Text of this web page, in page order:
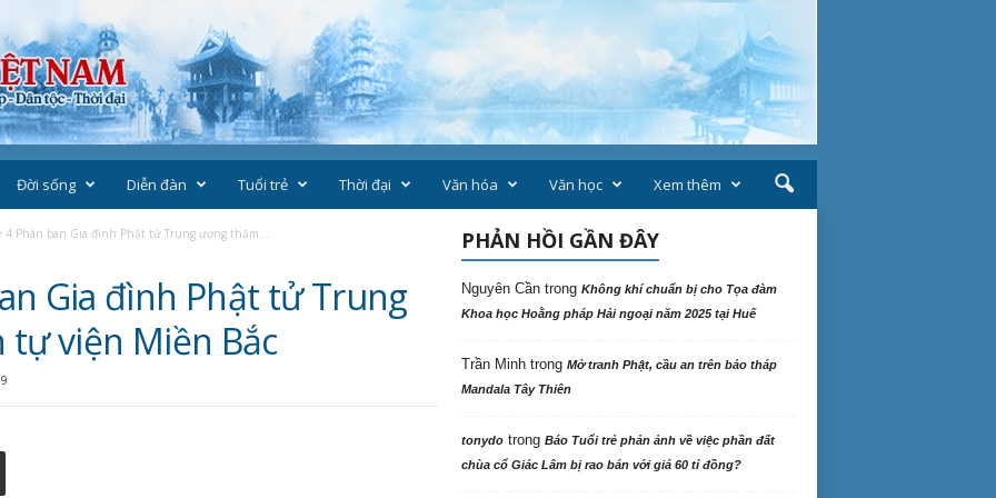
Đời sống Diễn đàn Tuổi trẻ Thời đại Văn hóa Văn học Xem thêm
4 Phân ban Gia đình Phật tử Trung ương thăm...
Gia đình Phật tử Trung
viện Miền Bắc
PHẢN HỒI GẦN ĐÂY
Nguyên Cầntrong Không khí chuẩn bị cho Tọa đàm
Khoa học Hoằng pháp Hải ngoại năm 2025 tại Huế
Trần Minhtrong Mở tranh Phật, cầu an trên bảo tháp
Mandala Tây Thiên
tonydotrong Báo Tuổi trẻ phản ảnh về việc phần đất
chùa cổ Giác Lâm bị rao bán với giá 60 tỉ đồng?